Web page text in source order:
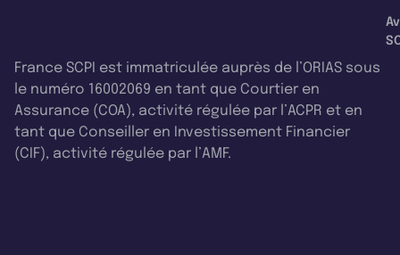
France SCPI est immatriculée auprès de l’ORIAS sous
le numéro 16002069 en tant que Courtier en
Assurance (COA), activité régulée par l’ACPR et en
tant que Conseiller en Investissement Financier
(CIF), activité régulée par l’AMF.